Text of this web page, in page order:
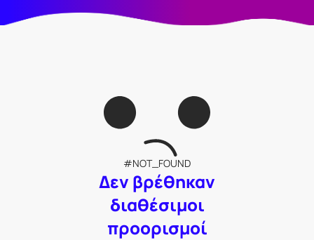
#NOT_FOUND
Δεν βρέθηκαν
διαθέσιμοι
προορισμοί